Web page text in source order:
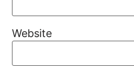
Website